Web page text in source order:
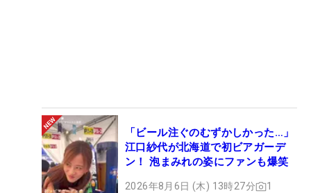
「ビール注ぐのむずかしかった…」
江口紗代が北海道で初ビアガーデ
ン！ 泡まみれの姿にファンも爆笑
2026年8月6日 (木) 13時27分 1